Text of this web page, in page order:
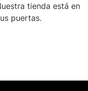
tienda está en
puertas.